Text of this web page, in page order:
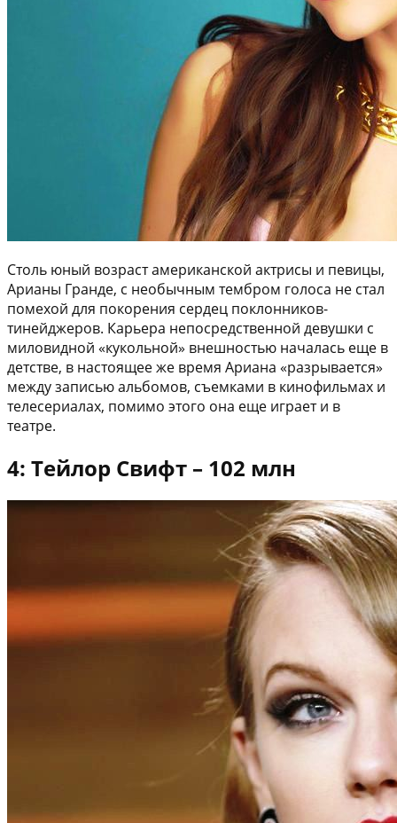
Столь юный возраст американской актрисы и певицы,
Арианы Гранде, с необычным тембром голоса не стал
помехой для покорения сердец поклонников-
тинейджеров. Карьера непосредственной девушки с
миловидной «кукольной» внешностью началась еще в
детстве, в настоящее же время Ариана «разрывается»
между записью альбомов, съемками в кинофильмах и
телесериалах, помимо этого она еще играет и в
театре.
4: Тейлор Свифт – 102 млн